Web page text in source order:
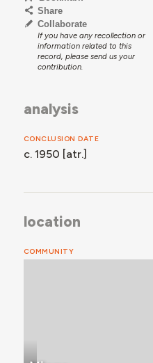
Share
Collaborate
If you have any recollection or
information related to this
record, please send us your
contribution.
analysis
CONCLUSION DATE
c. 1950 [atr.]
location
COMMUNITY